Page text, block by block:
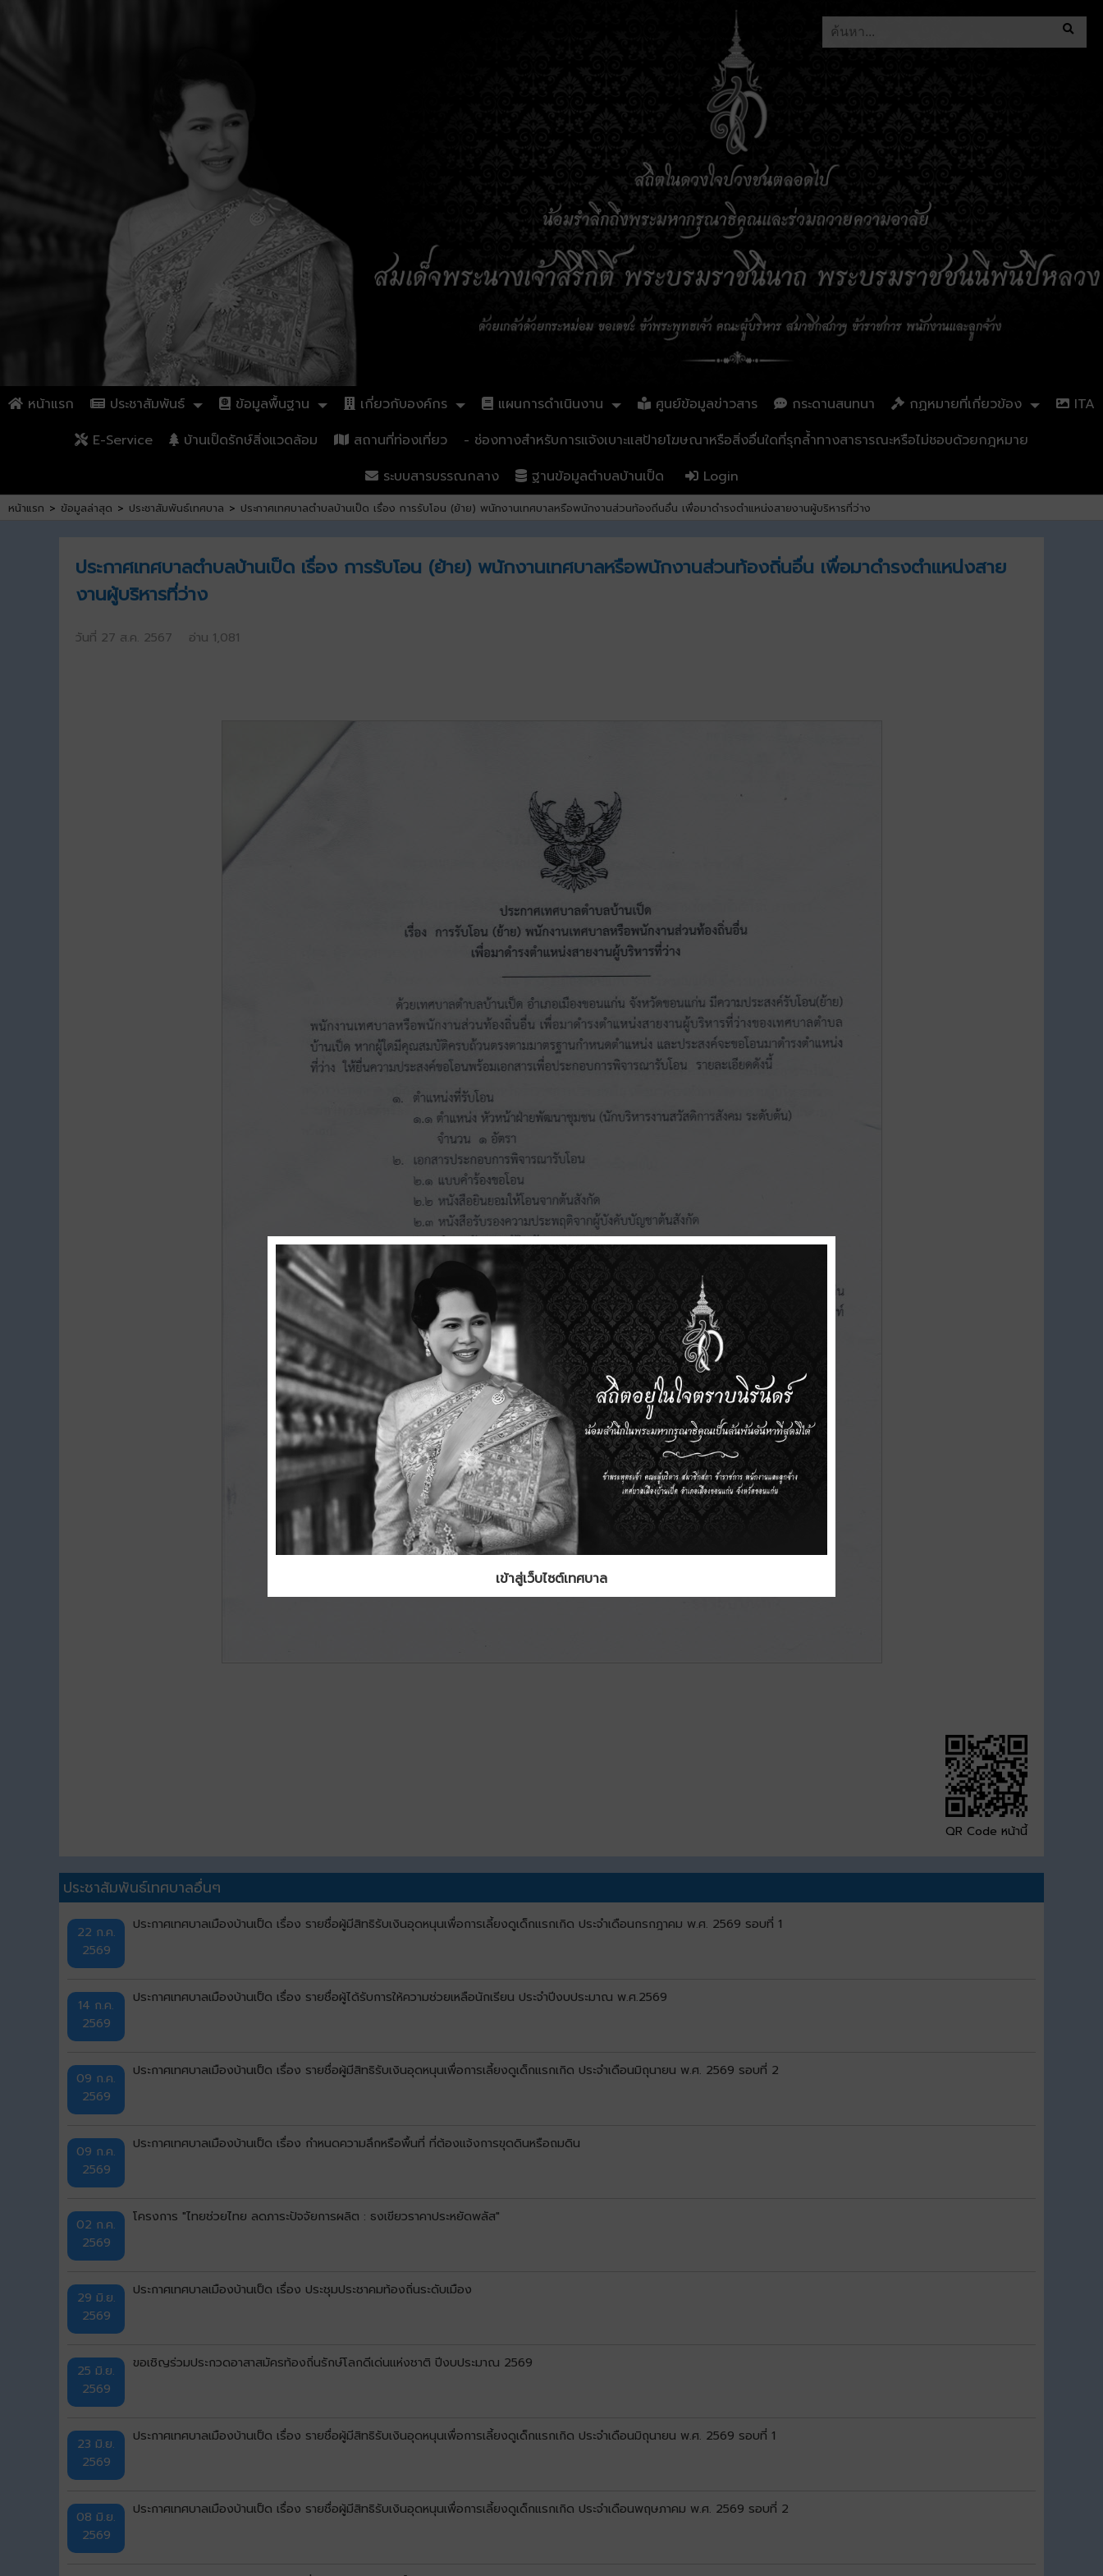
หน้าแรก ประชาสัมพันธ์ ข้อมูลพื้นฐาน เกี่ยวกับองค์กร แผนการดำเนินงาน ศูนย์ข้อมูลข่าวสาร กระดานสนทนา กฏหมายที่เกี่ยวข้อง
ITA
E-Service
บ้านเป็ดรักษ์สิ่งแวดล้อม สถานที่ท่องเที่ยว
- ช่องทางสำหรับการแจ้งเบาะแสป้ายโฆษณาหรือสิ่งอื่นใดที่รุกล้ำทางสาธารณะหรือไม่ชอบด้วยกฎหมาย
ระบบสารบรรณกลาง
ฐานข้อมูลตำบลบ้านเป็ด Login
หน้าแรก > ข้อมูลล่าสุด > ประชาสัมพันธ์เทศบาล > ประกาศเทศบาลตำบลบ้านเป็ด เรื่อง การรับโอน (ย้าย) พนักงานเทศบาลหรือพนักงานส่วนท้องถิ่นอื่น เพื่อมาดำรงตำแหน่งสายงานผู้บริหารที่ว่าง
ประกาศเทศบาลตำบลบ้านเป็ด เรื่อง การรับโอน (ย้าย) พนักงานเทศบาลหรือพนักงานส่วนท้องถิ่นอื่น เพื่อมาดำรงตำแหน่งสาย
งานผู้บริหารที่ว่าง
วันที่ 27 ส.ค. 2567 อ่าน 1,081
QR Code หน้านี้
ประชาสัมพันธ์เทศบาลอื่นๆ
22 ก.ค.
2569
ประกาศเทศบาลเมืองบ้านเป็ด เรื่อง รายชื่อผู้มีสิทธิรับเงินอุดหนุนเพื่อการเลี้ยงดูเด็กแรกเกิด ประจำเดือนกรกฎาคม พ.ศ. 2569 รอบที่ 1
14 ก.ค.
2569
ประกาศเทศบาลเมืองบ้านเป็ด เรื่อง รายชื่อผู้ได้รับการให้ความช่วยเหลือนักเรียน ประจำปีงบประมาณ พ.ศ.2569
09 ก.ค.
2569
ประกาศเทศบาลเมืองบ้านเป็ด เรื่อง รายชื่อผู้มีสิทธิรับเงินอุดหนุนเพื่อการเลี้ยงดูเด็กแรกเกิด ประจำเดือนมิถุนายน พ.ศ. 2569 รอบที่ 2
09 ก.ค.
2569
ประกาศเทศบาลเมืองบ้านเป็ด เรื่อง กำหนดความลึกหรือพื้นที่ ที่ต้องแจ้งการขุดดินหรือถมดิน
02 ก.ค.
2569
โครงการ "ไทยช่วยไทย ลดภาระปัจจัยการผลิต : ธงเขียวราคาประหยัดพลัส"
29 มิ.ย.
2569
ประกาศเทศบาลเมืองบ้านเป็ด เรื่อง ประชุมประชาคมท้องถิ่นระดับเมือง
25 มิ.ย.
2569
ขอเชิญร่วมประกวดอาสาสมัครท้องถิ่นรักษ์โลกดีเด่นแห่งชาติ ปีงบประมาณ 2569
23 มิ.ย.
2569
ประกาศเทศบาลเมืองบ้านเป็ด เรื่อง รายชื่อผู้มีสิทธิรับเงินอุดหนุนเพื่อการเลี้ยงดูเด็กแรกเกิด ประจำเดือนมิถุนายน พ.ศ. 2569 รอบที่ 1
08 มิ.ย.
2569
ประกาศเทศบาลเมืองบ้านเป็ด เรื่อง รายชื่อผู้มีสิทธิรับเงินอุดหนุนเพื่อการเลี้ยงดูเด็กแรกเกิด ประจำเดือนพฤษภาคม พ.ศ. 2569 รอบที่ 2
เข้าสู่เว็บไซต์เทศบาล